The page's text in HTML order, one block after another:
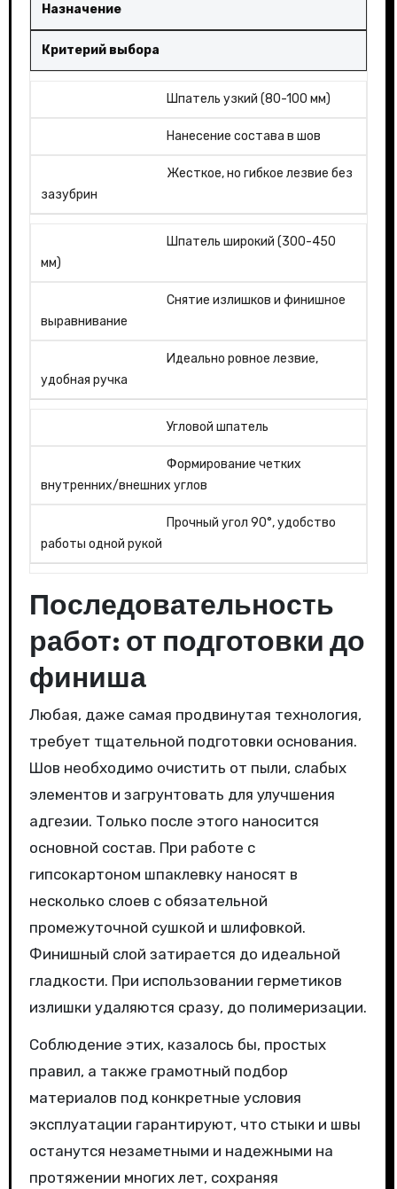
Назначение
Критерий выбора
Шпатель узкий (80-100 мм)
Нанесение состава в шов
Жесткое, но гибкое лезвие без
зазубрин
Шпатель широкий (300-450
мм)
Снятие излишков и финишное
выравнивание
Идеально ровное лезвие,
удобная ручка
Угловой шпатель
Формирование четких
внутренних/внешних углов
Прочный угол 90°, удобство
работы одной рукой
Последовательность
работ: от подготовки до
финиша
Любая, даже самая продвинутая технология,
требует тщательной подготовки основания.
Шов необходимо очистить от пыли, слабых
элементов и загрунтовать для улучшения
адгезии. Только после этого наносится
основной состав. При работе с
гипсокартоном шпаклевку наносят в
несколько слоев с обязательной
промежуточной сушкой и шлифовкой.
Финишный слой затирается до идеальной
гладкости. При использовании герметиков
излишки удаляются сразу, до полимеризации.
Соблюдение этих, казалось бы, простых
правил, а также грамотный подбор
материалов под конкретные условия
эксплуатации гарантируют, что стыки и швы
останутся незаметными и надежными на
протяжении многих лет, сохраняя